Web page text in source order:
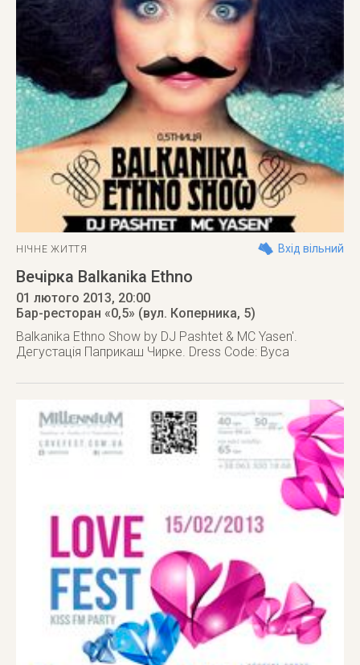
НІЧНЕ ЖИТТЯ Вхід вільний
Вечірка Balkanika Ethno
01 лютого 2013, 20:00
Бар-ресторан «0,5» (вул. Коперника, 5)
Balkanika Ethno Show by DJ Pashtet & MC Yasen'.
Дегустація Паприкаш Чирке. Dress Code: Вуса